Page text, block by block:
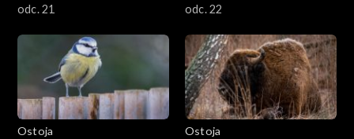
odc. 21
odc. 22
Ostoja
Ostoja